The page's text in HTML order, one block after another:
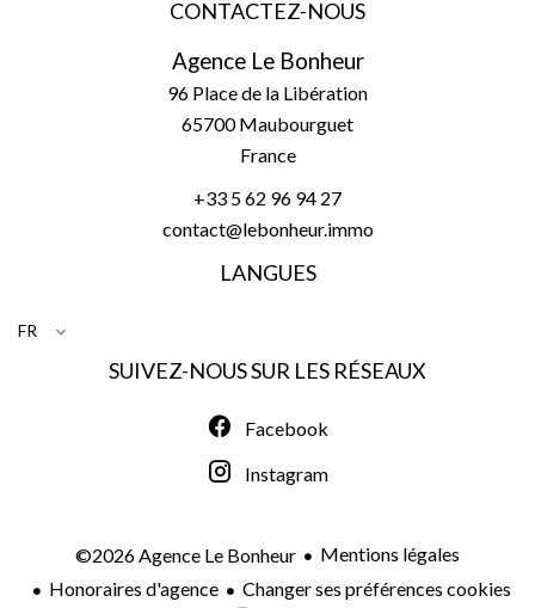
CONTACTEZ-NOUS
Agence Le Bonheur
96 Place de la Libération
65700Maubourguet
France
+33 5 62 96 94 27
contact@lebonheur.immo
LANGUES
FR
SUIVEZ-NOUS SUR LES RÉSEAUX
Facebook
Instagram
©2026 Agence Le Bonheur
Mentions légales
Honoraires d'agence
Changer ses préférences cookies